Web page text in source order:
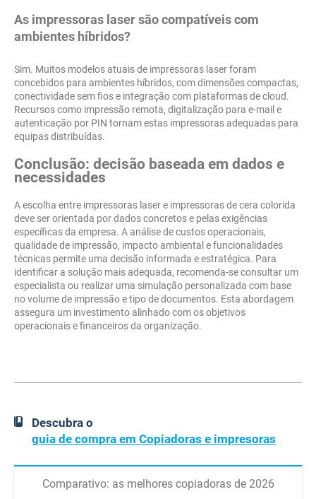
As impressoras laser são compatíveis com
ambientes híbridos?
Sim. Muitos modelos atuais de impressoras laser foram
concebidos para ambientes híbridos, com dimensões compactas,
conectividade sem fios e integração com plataformas de cloud.
Recursos como impressão remota, digitalização para e-mail e
autenticação por PIN tornam estas impressoras adequadas para
equipas distribuídas.
Conclusão: decisão baseada em dados e
necessidades
A escolha entre impressoras laser e impressoras de cera colorida
deve ser orientada por dados concretos e pelas exigências
específicas da empresa. A análise de custos operacionais,
qualidade de impressão, impacto ambiental e funcionalidades
técnicas permite uma decisão informada e estratégica. Para
identificar a solução mais adequada, recomenda-se consultar um
especialista ou realizar uma simulação personalizada com base
no volume de impressão e tipo de documentos. Esta abordagem
assegura um investimento alinhado com os objetivos
operacionais e financeiros da organização.
Descubra o
guia de compra em Copiadoras e impresoras
Comparativo: as melhores copiadoras de 2026